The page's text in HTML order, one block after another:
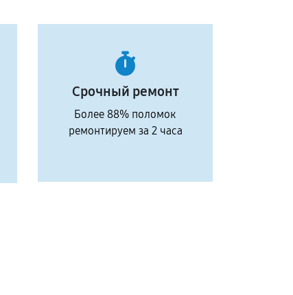
Срочный ремонт
Более 88% поломок
ремонтируем за 2 часа